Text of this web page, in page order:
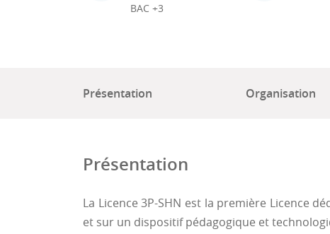
BAC +3
Présentation Organisation
Présentation
La Licence 3P-SHN est la première Licence
et sur un dispositif pédagogique et